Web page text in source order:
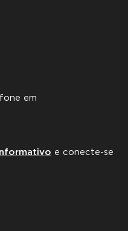
em
e conecte-se